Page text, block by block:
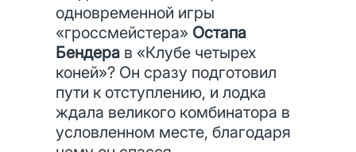
одновременной игры
«гроссмейстера» Остапа
Бендера в «Клубе четырех
коней»? Он сразу подготовил
пути к отступлению, и лодка
ждала великого комбинатора в
условленном месте, благодаря